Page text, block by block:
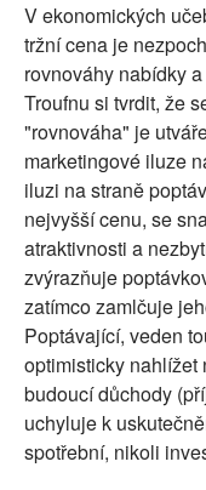
V ekonomických
tržní cena je
rovnováhy nabídky
Troufnu si tvrdit, že
"rovnováha" je
marketingové iluze
iluzi na straně
nejvyšší cenu, se
atraktivnosti a
zvýrazňuje
zatímco zamlčuje
Poptávající, veden
optimisticky nahlížet
budoucí důchody
uchyluje k
spotřební, nikoli